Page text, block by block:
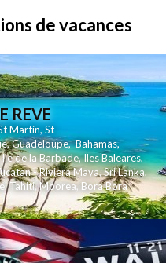
de vacances
REVE
Martin,St
,Guadeloupe,Bahamas,
Ile de la Barbade,Iles Baleares,
- Riviera Maya,Sri Lanka,
,Tahiti,Moorea, Bora Bora